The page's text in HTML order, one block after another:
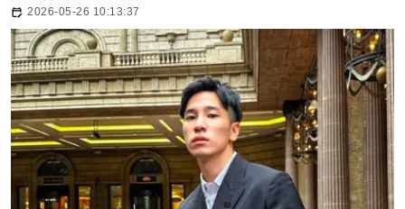
2026-05-26 10:13:37